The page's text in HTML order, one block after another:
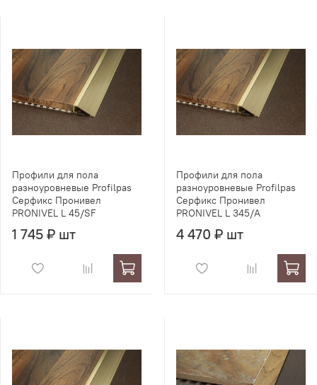
Профили для пола
разноуровневые Profilpas
Серфикс Пронивел
PRONIVEL L 45/SF
1 745 ₽ шт
Профили для пола
разноуровневые Profilpas
Серфикс Пронивел
PRONIVEL L 345/A
4 470 ₽ шт